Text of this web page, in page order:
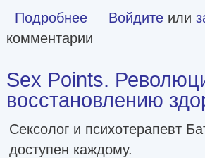
Подробнее о Неврозы: клиника,
Войдите или
комментарии
Sex Points.
восстановлению
Сексолог и психотерапевт
доступен каждому.